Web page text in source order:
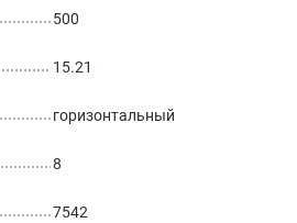
500
15.21
горизонтальный
8
7542